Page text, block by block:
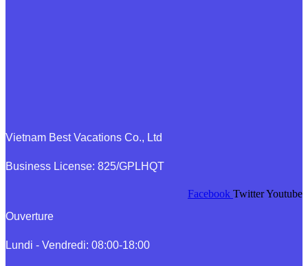
Vietnam Best Vacations Co., Ltd
Business License: 825/GPLHQT
Facebook TwitterYoutube
Ouverture
Lundi - Vendredi: 08:00-18:00